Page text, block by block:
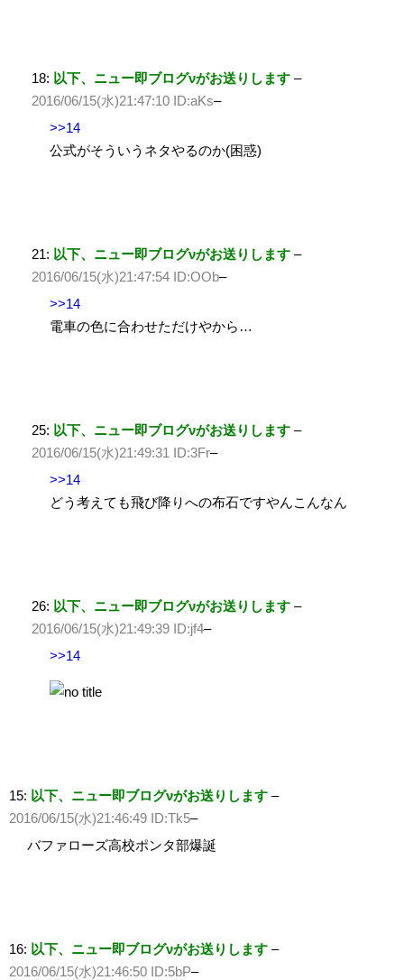
18: 以下、ニュー即ブログνがお送りします –
2016/06/15(水)21:47:10 ID:aKs–
>>14
公式がそういうネタやるのか(困惑)
21: 以下、ニュー即ブログνがお送りします –
2016/06/15(水)21:47:54 ID:OOb–
>>14
電車の色に合わせただけやから…
25: 以下、ニュー即ブログνがお送りします –
2016/06/15(水)21:49:31 ID:3Fr–
>>14
どう考えても飛び降りへの布石ですやんこんなん
26: 以下、ニュー即ブログνがお送りします –
2016/06/15(水)21:49:39 ID:jf4–
>>14
15: 以下、ニュー即ブログνがお送りします –
2016/06/15(水)21:46:49 ID:Tk5–
バファローズ高校ポンタ部爆誕
16: 以下、ニュー即ブログνがお送りします –
2016/06/15(水)21:46:50 ID:5bP–